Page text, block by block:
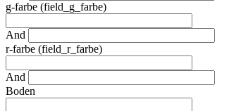
g-farbe (field_g_farbe)
And
r-farbe (field_r_farbe)
And
Boden